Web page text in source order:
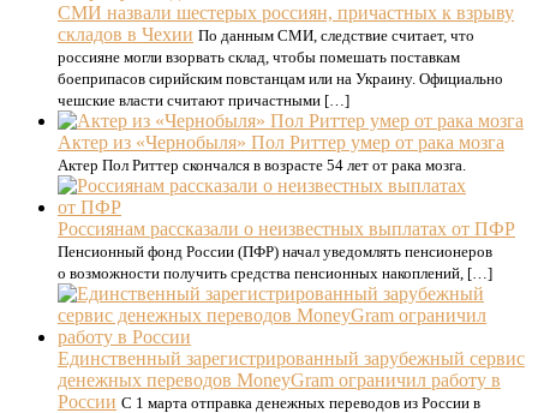
СМИ назвали шестерых россиян, причастных к взрыву
складов в Чехии По данным СМИ, следствие считает, что
россияне могли взорвать склад, чтобы помешать поставкам
боеприпасов сирийским повстанцам или на Украину. Официально
чешские власти считают причастными […]
Актер из «Чернобыля» Пол Риттер умер от рака мозга
Актер Пол Риттер скончался в возрасте 54 лет от рака мозга.
Россиянам рассказали о неизвестных выплатах от ПФР
Пенсионный фонд России (ПФР) начал уведомлять пенсионеров
о возможности получить средства пенсионных накоплений, […]
Единственный зарегистрированный зарубежный сервис
денежных переводов MoneyGram ограничил работу в
России С 1 марта отправка денежных переводов из России в